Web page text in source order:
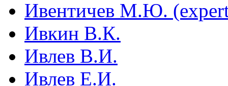
Ивентичев М.Ю.
Ивкин В.К.
Ивлев В.И.
Ивлев Е.И.